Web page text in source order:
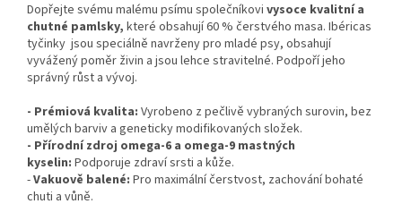
Dopřejte svému malému psímu společníkovi vysoce kvalitní a
chutné pamlsky, které obsahují 60 % čerstvého masa. Ibéricas
tyčinky jsou speciálně navrženy pro mladé psy, obsahují
vyvážený poměr živin a jsou lehce stravitelné. Podpoří jeho
správný růst a vývoj.
- Prémiová kvalita: Vyrobeno z pečlivě vybraných surovin, bez
umělých barviv a geneticky modifikovaných složek.
- Přírodní zdroj omega-6 a omega-9 mastných
kyselin: Podporuje zdraví srsti a kůže.
-Vakuově balené: Pro maximální čerstvost, zachování bohaté
chuti a vůně.